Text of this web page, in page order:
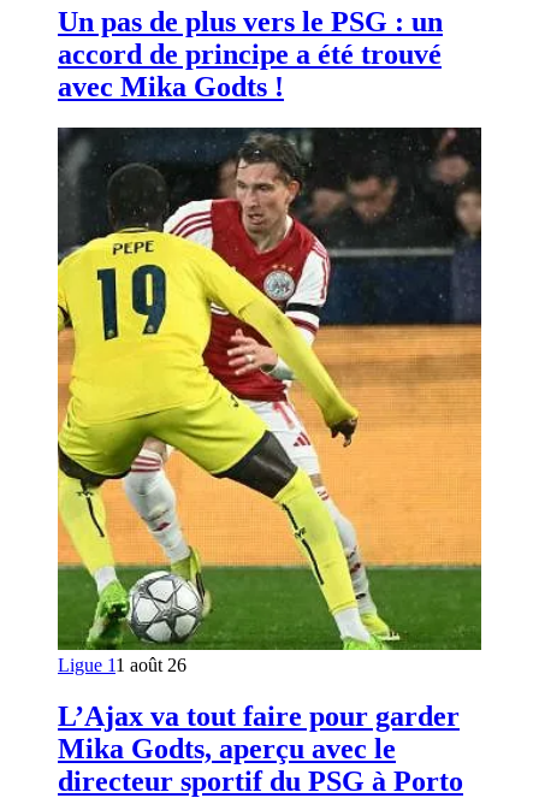
Un pas de plus vers le PSG : un
accord de principe a été trouvé
avec Mika Godts !
Ligue 11 août 26
L’Ajax va tout faire pour garder
Mika Godts, aperçu avec le
directeur sportif du PSG à Porto